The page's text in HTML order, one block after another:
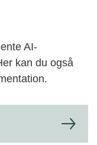
AI-
kan du også